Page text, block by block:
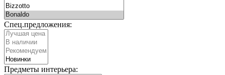
Спец.предложения:
Предметы интерьера: